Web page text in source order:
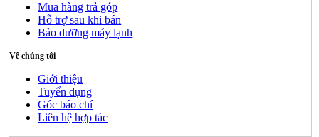
Mua hàng trả góp
Hỗ trợ sau khi bán
Bảo dưỡng máy lạnh
Về chúng tôi
Giới thiệu
Tuyển dụng
Góc báo chí
Liên hệ hợp tác